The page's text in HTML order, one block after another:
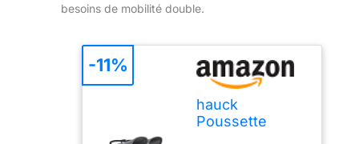
besoins de mobilité double.
hauck
Poussette
-11%